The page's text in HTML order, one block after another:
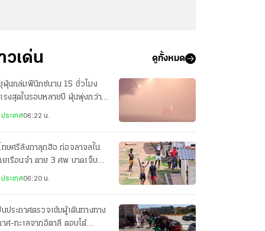
วเด่น ดูทั้งหมด
ฝุ่นถล่มฟีนิกซ์นาน 15 ชั่วโมง
รงสุดในรอบหลายปี ฝุ่นพุ่งกว่า
ไมโครกรัม/ลบ.ม.
ระเทศ06:22 น.
ทษศรีลังกาลุกฮิอ ก่อจลาจลใน
ยเรือนจำ ตาย 3 ศพ บาดเจ็บ
าย คาดเอี่ยวแก๊งค้ายา
ระเทศ06:20 น.
นประกาศตรวจเข้มผู้เดินทางทาง
าศ-ทะเลจากอิตาลี ตอบโต้